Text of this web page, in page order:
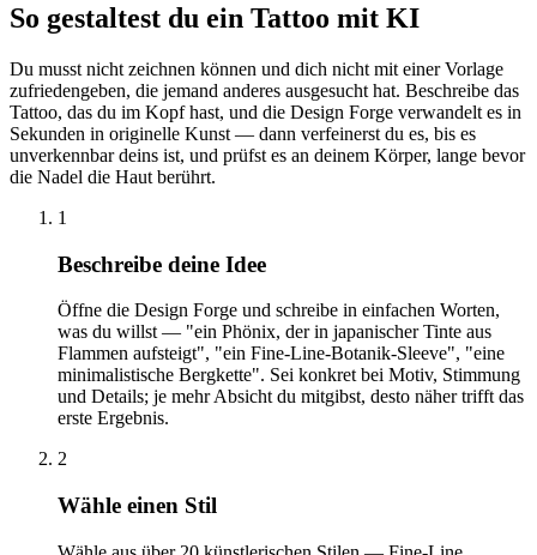
So gestaltest du ein Tattoo mit KI
Du musst nicht zeichnen können und dich nicht mit einer Vorlage
zufriedengeben, die jemand anderes ausgesucht hat. Beschreibe das
Tattoo, das du im Kopf hast, und die Design Forge verwandelt es in
Sekunden in originelle Kunst — dann verfeinerst du es, bis es
unverkennbar deins ist, und prüfst es an deinem Körper, lange bevor
die Nadel die Haut berührt.
1
Beschreibe deine Idee
Öffne die Design Forge und schreibe in einfachen Worten,
was du willst — "ein Phönix, der in japanischer Tinte aus
Flammen aufsteigt", "ein Fine-Line-Botanik-Sleeve", "eine
minimalistische Bergkette". Sei konkret bei Motiv, Stimmung
und Details; je mehr Absicht du mitgibst, desto näher trifft das
erste Ergebnis.
2
Wähle einen Stil